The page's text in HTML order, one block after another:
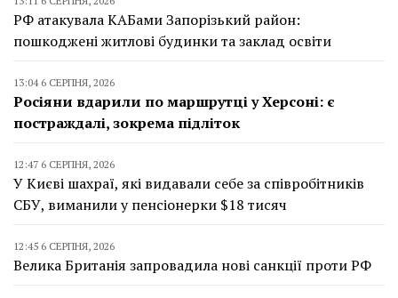
РФ атакувала КАБами Запорізький район:
пошкоджені житлові будинки та заклад освіти
13:04 6 СЕРПНЯ, 2026
Росіяни вдарили по маршрутці у Херсоні: є
постраждалі, зокрема підліток
12:47 6 СЕРПНЯ, 2026
У Києві шахраї, які видавали себе за співробітників
СБУ, виманили у пенсіонерки $18 тисяч
12:45 6 СЕРПНЯ, 2026
Велика Британія запровадила нові санкції проти РФ